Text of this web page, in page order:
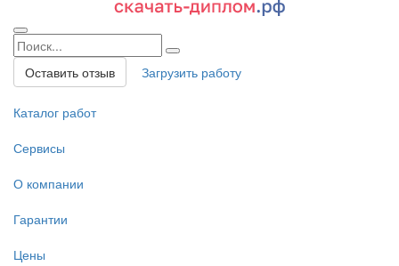
Оставить отзыв Загрузить работу
Каталог работ
Сервисы
О компании
Гарантии
Цены